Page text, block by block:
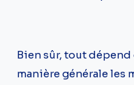
Bien sûr, tout
manière générale les